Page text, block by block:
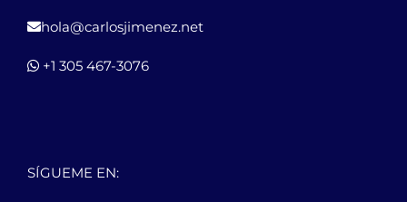
hola@carlosjimenez.net
+1 305 467-3076
SÍGUEME EN: